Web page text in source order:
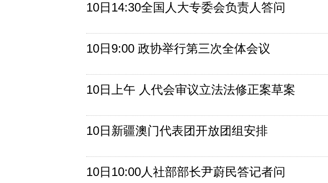
10日14:30全国人大专委会负责人答问
10日9:00 政协举行第三次全体会议
10日上午 人代会审议立法法修正案草案
10日新疆澳门代表团开放团组安排
10日10:00人社部部长尹蔚民答记者问